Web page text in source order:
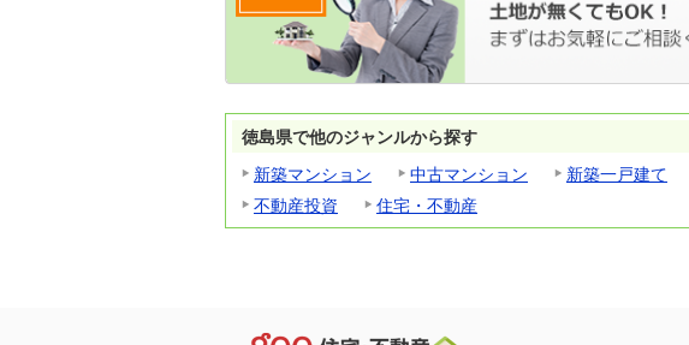
徳島県で他のジャンルから探す
新築マンション
中古マンション 新築一戸建て
不動産投資
住宅・不動産